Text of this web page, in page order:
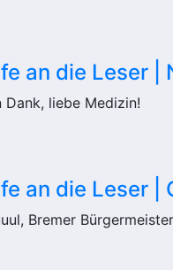
an die Leser |
Dank, liebe Medizin!
an die Leser |
Bremer